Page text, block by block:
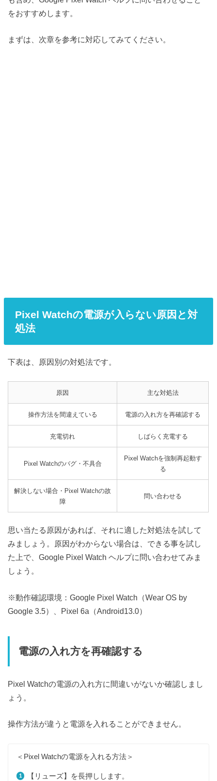
をおすすめします。
まずは、次章を参考に対応してみてください。
Pixel Watchの電源が入らない原因と対
処法
下表は、原因別の対処法です。
原因 主な対処法
操作方法を間違えている 電源の入れ方を再確認する
充電切れ しばらく充電する
Pixel Watchのバグ・不具合
Pixel Watchを強制再起動す
る
解決しない場合・Pixel Watchの故
障
問い合わせる
思い当たる原因があれば、それに適した対処法を試して
みましょう。原因がわからない場合は、できる事を試し
た上で、Google Pixel Watch ヘルプに問い合わせてみま
しょう。
※動作確認環境：Google Pixel Watch（Wear OS by
Google 3.5）、Pixel 6a（Android13.0）
電源の入れ方を再確認する
Pixel Watchの電源の入れ方に間違いがないか確認しまし
ょう。
操作方法が違うと電源を入れることができません。
＜Pixel Watchの電源を入れる方法＞
【リューズ】を長押しします。